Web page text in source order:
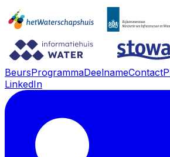
BeursProgrammaDeelnameContact
LinkedIn